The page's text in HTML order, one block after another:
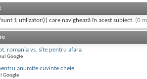
1 utilizator(i) care navighează în acest subiect. (0
romania vs. site pentru afara
Google
anumite cuvinte cheie.
Google